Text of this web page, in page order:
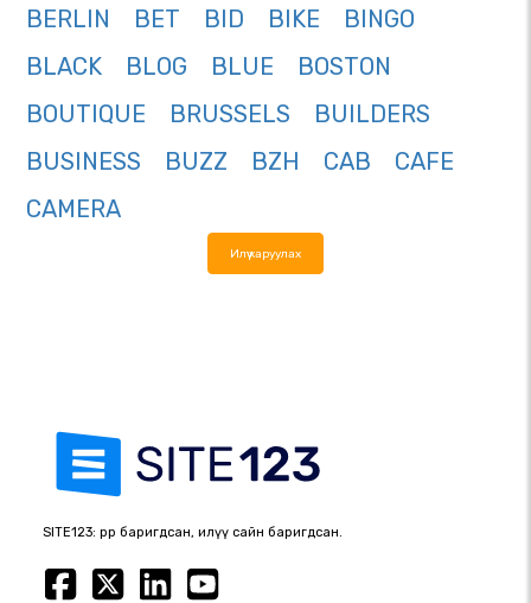
BERLIN
BET BID BIKE
BINGO
BLACK
BLOG BLUE
BOSTON
BOUTIQUE
BRUSSELS
BUILDERS
BUSINESS
BUZZ BZH CAB
CAFE
CAMERA
Илүү харуулах
SITE123: өөрөөр баригдсан, илүү сайн баригдсан.